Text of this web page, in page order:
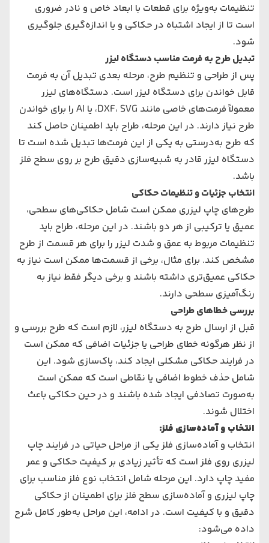
تنظیمات به‌ویژه برای قطعات با ابعاد خاص و نادر ضروری
است تا از ایجاد اشتباه در حکاکی و یا اندازه‌گیری جلوگیری
شود.
تبدیل طرح به فرمت مناسب دستگاه لیزر
پس از طراحی و تنظیم طرح، مرحله بعدی تبدیل آن به فرمت
قابل خواندن برای دستگاه لیزر است. دستگاه‌های لیزر
معمولاً فرمت‌های خاصی مانند DXF، SVG، یا AI را برای خواندن
طرح نیاز دارند. در این مرحله، طراح باید اطمینان حاصل کند
که طرح به‌درستی به یکی از این فرمت‌ها تبدیل شده است تا
دستگاه لیزر قادر به شبیه‌سازی دقیق طرح بر روی سطح فلز
باشد.
انتخاب جزئیات و تنظیمات حکاکی
طرح‌های چاپ لیزری ممکن است شامل حکاکی‌های سطحی،
عمیق یا ترکیبی از هر دو باشند. در این مرحله، طراح باید
تنظیمات مربوط به عمق و شدت لیزر را برای هر قسمت از طرح
مشخص کند. برای مثال، برخی از قسمت‌ها ممکن است نیاز به
حکاکی عمیق‌تری داشته باشند و برخی دیگر فقط نیاز به
رنگ‌آمیزی سطحی دارند.
بررسی خطاهای طراحی
قبل از ارسال طرح به دستگاه لیزر، لازم است که طرح بررسی و
از نظر هرگونه خطای طراحی یا جزئیات اضافی که ممکن است
در فرایند حکاکی مشکلی ایجاد کند، پاک‌سازی شود. این
شامل حذف خطوط اضافی یا نقاطی است که ممکن است
به‌صورت تصادفی ایجاد شده باشند و در حین حکاکی باعث
اختلال شوند.
انتخاب و آماده‌سازی فلز:
انتخاب و آماده‌سازی فلز یکی از مراحل حیاتی در فرایند چاپ
لیزری روی فلز است که تأثیر زیادی بر کیفیت حکاکی و عمر
مفید چاپ دارد. این مرحله شامل انتخاب نوع فلز مناسب برای
چاپ لیزری و آماده‌سازی سطح فلز برای اطمینان از حکاکی
دقیق و با کیفیت است. در ادامه، این مراحل به‌طور کامل شرح
داده می‌شود: